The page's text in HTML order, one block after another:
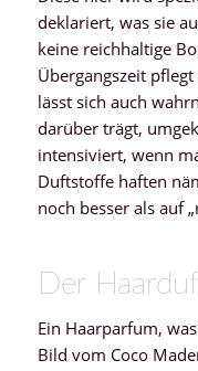
deklariert, was sie
keine reichhaltige
Übergangszeit
lässt sich auch
darüber trägt,
intensiviert, wenn
Duftstoffe haften
noch besser als auf
Der
Ein Haarparfum,
Bild vom Coco